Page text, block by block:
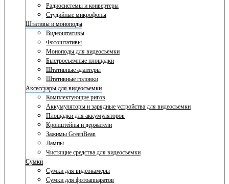
Радиосистемы и конвертеры
Студийные микрофоны
Штативы и моноподы
Видеоштативы
Фотоштативы
Моноподы для видеосъемки
Быстросъемные площадки
Штативные адаптеры
Штативные головки
Аксессуары для видеосъемки
Комплектующие ригов
Аккумуляторы и зарядные устройства для видеосъемки
Площадки для аккумуляторов
Кронштейны и держатели
Зажимы GreenBean
Лампы
Чистящие средства для видеосъемки
Сумки
Сумки для видеокамеры
Сумки для фотоаппаратов